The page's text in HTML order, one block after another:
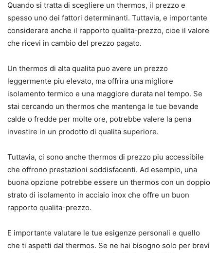
Quando si tratta di scegliere un thermos, il prezzo e
spesso uno dei fattori determinanti. Tuttavia, e importante
considerare anche il rapporto qualita-prezzo, cioe il valore
che ricevi in cambio del prezzo pagato.
Un thermos di alta qualita puo avere un prezzo
leggermente piu elevato, ma offrira una migliore
isolamento termico e una maggiore durata nel tempo. Se
stai cercando un thermos che mantenga le tue bevande
calde o fredde per molte ore, potrebbe valere la pena
investire in un prodotto di qualita superiore.
Tuttavia, ci sono anche thermos di prezzo piu accessibile
che offrono prestazioni soddisfacenti. Ad esempio, una
buona opzione potrebbe essere un thermos con un doppio
strato di isolamento in acciaio inox che offre un buon
rapporto qualita-prezzo.
E importante valutare le tue esigenze personali e quello
che ti aspetti dal thermos. Se ne hai bisogno solo per brevi